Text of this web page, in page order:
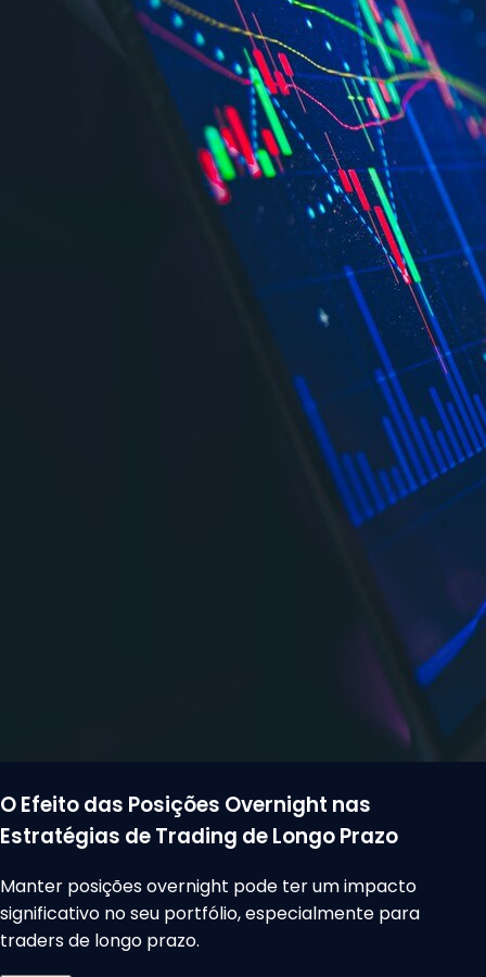
O Efeito das Posições Overnight nas
Estratégias de Trading de Longo Prazo
Manter posições overnight pode ter um impacto
significativo no seu portfólio, especialmente para
traders de longo prazo.